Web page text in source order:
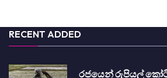
RECENT ADDED
රජයෙන් රුපියල්